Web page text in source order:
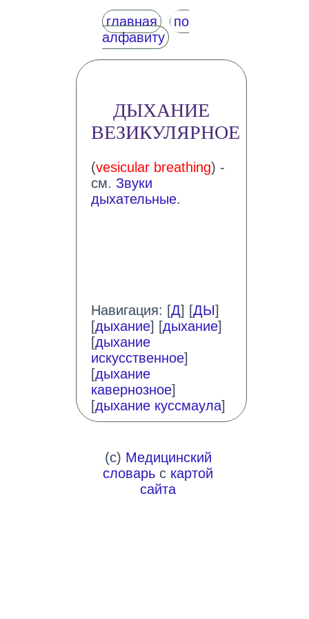
главная
по
алфавиту
ДЫХАНИЕ
ВЕЗИКУЛЯРНОЕ
(vesicular breathing) -
см. Звуки
дыхательные.
Навигация: [Д] [ДЫ]
[дыхание] [дыхание]
[дыхание
искусственное]
[дыхание
кавернозное]
[дыхание куссмаула]
(c) Медицинский
словарь с картой
сайта